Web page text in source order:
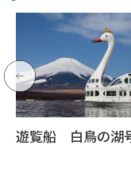
遊覧船 白鳥の湖